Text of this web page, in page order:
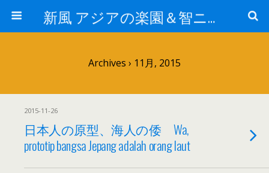
新風 アジアの楽園＆智ニア来富
Archives › 11月, 2015
2015-11-26
日本人の原型、海人の倭 Wa,
prototip bangsa Jepang adalah orang laut